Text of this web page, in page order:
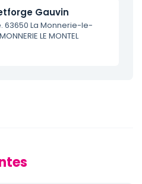
Gauvin
63650 La Monnerie-le-
LE MONTEL